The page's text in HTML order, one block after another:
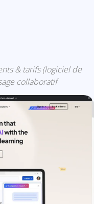
& tarifs (logiciel de
collaboratif